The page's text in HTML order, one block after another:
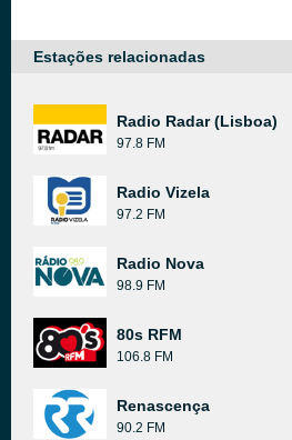
Estações relacionadas
Radio Radar (Lisboa)
97.8 FM
Radio Vizela
97.2 FM
Radio Nova
98.9 FM
80s RFM
106.8 FM
Renascença
90.2 FM